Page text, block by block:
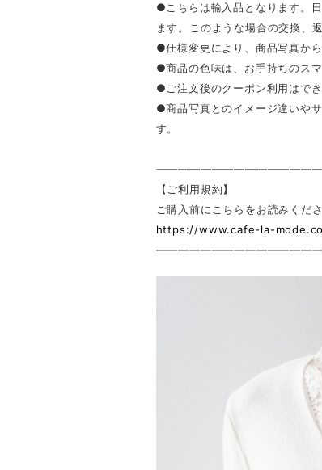
●こちらは輸入品となります。
ます。このような場合の交換、
●仕様変更により、商品写真か
●商品の色味は、お手持ちのス
●ご注文後のクーポン利用はで
●商品写真とのイメージ違いや
す。
【ご利用規約】
ご購入前にこちらをお読みくだ
https://www.cafe-la-